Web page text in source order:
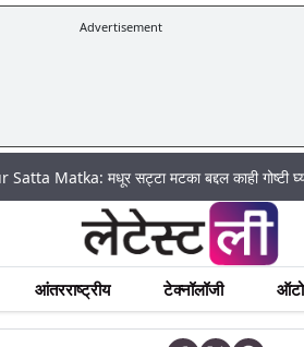
Advertisement
मधूर सट्टा मटका बद्दल काही गोष्टी घ्या जाणून !
आंतरराष्ट्रीय टेक्नॉलॉजी ऑटो